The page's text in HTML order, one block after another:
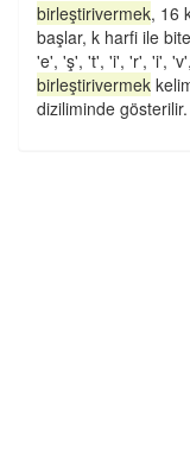
birleştirivermek, 16
başlar, k harfi ile
'e', 'ş', 't', 'i', 'r', 'i',
birleştirivermek
diziliminde gösterilir.